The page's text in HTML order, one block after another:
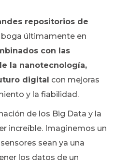
repositorios de
boga últimamente en
con las
la nanotecnología,
digital con mejoras
y la fiabilidad.
de los Big Data y la
increíble. Imaginemos un
sean ya una
los datos de un